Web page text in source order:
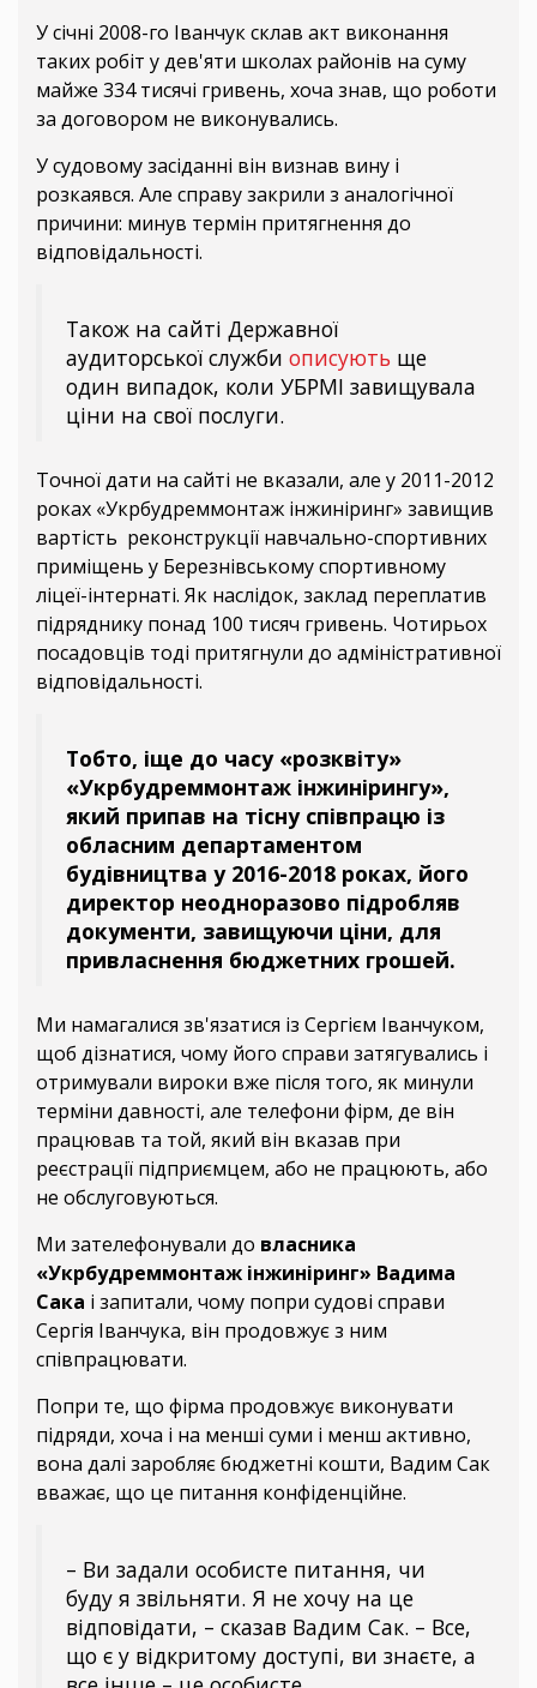
У січні 2008-го Іванчук склав акт виконання
таких робіт у дев'яти школах районів на суму
майже 334 тисячі гривень, хоча знав, що роботи
за договором не виконувались.
У судовому засіданні він визнав вину і
розкаявся. Але справу закрили з аналогічної
причини: минув термін притягнення до
відповідальності.
Також на сайті Державної
аудиторської служби описують ще
один випадок, коли УБРМІ завищувала
ціни на свої послуги.
Точної дати на сайті не вказали, але у 2011-2012
роках «Укрбудреммонтаж інжиніринг» завищив
вартість реконструкції навчально-спортивних
приміщень у Березнівському спортивному
ліцеї-інтернаті. Як наслідок, заклад переплатив
підряднику понад 100 тисяч гривень. Чотирьох
посадовців тоді притягнули до адміністративної
відповідальності.
Тобто, іще до часу «розквіту»
«Укрбудреммонтаж інжинірингу»,
який припав на тісну співпрацю із
обласним департаментом
будівництва у 2016-2018 роках, його
директор неодноразово підробляв
документи, завищуючи ціни, для
привласнення бюджетних грошей.
Ми намагалися зв'язатися із Сергієм Іванчуком,
щоб дізнатися, чому його справи затягувались і
отримували вироки вже після того, як минули
терміни давності, але телефони фірм, де він
працював та той, який він вказав при
реєстрації підприємцем, або не працюють, або
не обслуговуються.
Ми зателефонували до власника
«Укрбудреммонтаж інжиніринг» Вадима
Сака і запитали, чому попри судові справи
Сергія Іванчука, він продовжує з ним
співпрацювати.
Попри те, що фірма продовжує виконувати
підряди, хоча і на менші суми і менш активно,
вона далі заробляє бюджетні кошти, Вадим Сак
вважає, що це питання конфіденційне.
– Ви задали особисте питання, чи
буду я звільняти. Я не хочу на це
відповідати, – сказав Вадим Сак. – Все,
що є у відкритому доступі, ви знаєте, а